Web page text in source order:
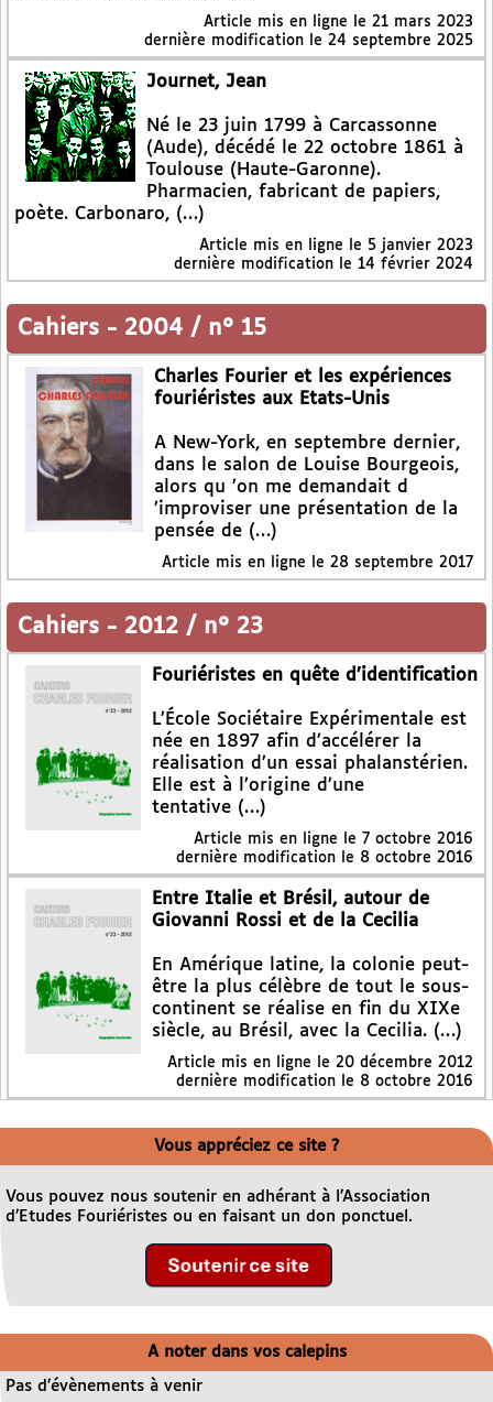
Article mis en ligne le 21 mars 2023
dernière modification le 24 septembre 2025
Journet, Jean
Né le 23 juin 1799 à Carcassonne
(Aude), décédé le 22 octobre 1861 à
Toulouse (Haute-Garonne).
Pharmacien, fabricant de papiers,
poète. Carbonaro, (…)
Article mis en ligne le 5 janvier 2023
dernière modification le 14 février 2024
Cahiers - 2004 / n° 15
Charles Fourier et les expériences
fouriéristes aux Etats-Unis
A New-York, en septembre dernier,
dans le salon de Louise Bourgeois,
alors qu ’on me demandait d
’improviser une présentation de la
pensée de (…)
Article mis en ligne le 28 septembre 2017
Cahiers - 2012 / n° 23
Fouriéristes en quête d’identification
L’École Sociétaire Expérimentale est
née en 1897 afin d’accélérer la
réalisation d’un essai phalanstérien.
Elle est à l’origine d’une
tentative (…)
Article mis en ligne le 7 octobre 2016
dernière modification le 8 octobre 2016
Entre Italie et Brésil, autour de
Giovanni Rossi et de la Cecilia
En Amérique latine, la colonie peut-
être la plus célèbre de tout le sous-
continent se réalise en fin du XIXe
siècle, au Brésil, avec la Cecilia. (…)
Article mis en ligne le 20 décembre 2012
dernière modification le 8 octobre 2016
Vous appréciez ce site ?
Vous pouvez nous soutenir en adhérant à l’Association
d’Etudes Fouriéristes ou en faisant un don ponctuel.
A noter dans vos calepins
Pas d’évènements à venir